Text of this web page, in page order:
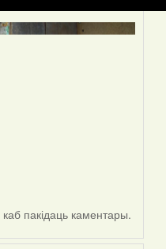
каб пакідаць каментары.